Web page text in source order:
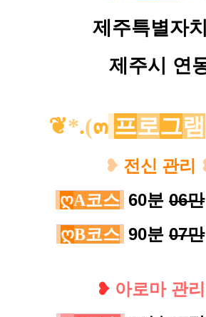
제주특별자
제주시 연
❦*.(๓ 프로그램
❥ 전신 관리
ღA코스 60분 06만
ღB코스 90분 07만
❥ 아로마 관리